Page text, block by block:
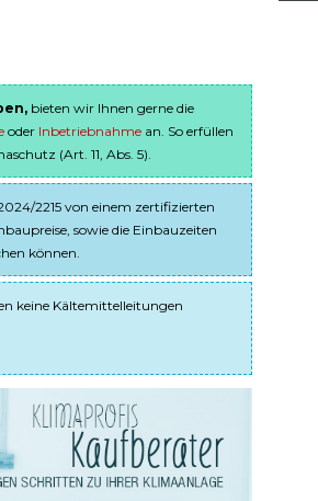
bieten wir Ihnen gerne die
oder Inbetriebnahme an. So erfüllen
(Art. 11, Abs. 5).
2215 von einem zertifizierten
sowie die Einbauzeiten
können.
keine Kältemittelleitungen